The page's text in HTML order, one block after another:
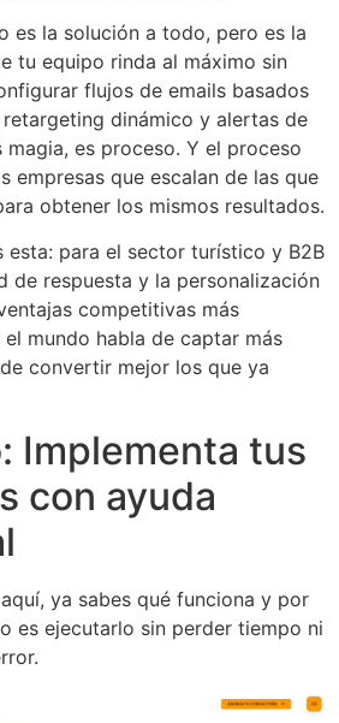
es la solución a todo, pero es la
tu equipo rinda al máximo sin
flujos de emails basados
dinámico y alertas de
magia, es proceso. Y el proceso
empresas que escalan de las que
obtener los mismos resultados.
esta: para el sector turístico y B2B
de respuesta y la personalización
competitivas más
mundo habla de captar más
convertir mejor los que ya
Implementa tus
con ayuda
ya sabes qué funciona y por
es ejecutarlo sin perder tiempo ni